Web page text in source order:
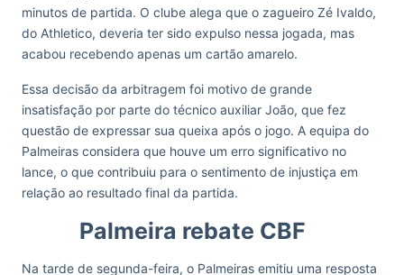
minutos de partida. O clube alega que o zagueiro Zé Ivaldo,
do Athletico, deveria ter sido expulso nessa jogada, mas
acabou recebendo apenas um cartão amarelo.
Essa decisão da arbitragem foi motivo de grande
insatisfação por parte do técnico auxiliar João, que fez
questão de expressar sua queixa após o jogo. A equipa do
Palmeiras considera que houve um erro significativo no
lance, o que contribuiu para o sentimento de injustiça em
relação ao resultado final da partida.
Palmeira rebate CBF
Na tarde de segunda-feira, o Palmeiras emitiu uma resposta